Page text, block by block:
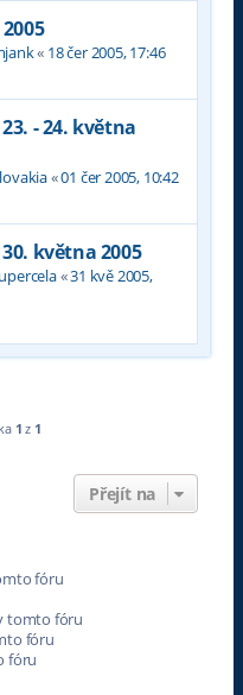
« 18 čer 2005, 17:46
- 24. května
«01 čer 2005, 10:42
května 2005
«31 kvě 2005,
1 z 1
Přejít na
fóru
tomto fóru
fóru
fóru